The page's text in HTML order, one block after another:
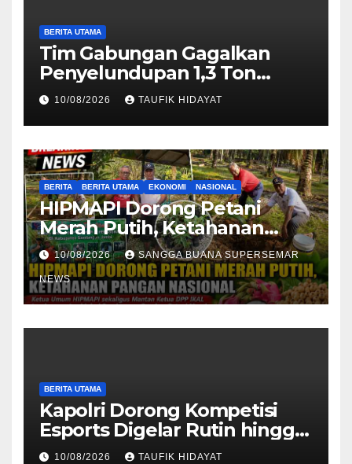
BERITA UTAMA
Tim Gabungan Gagalkan
Penyelundupan 1,3 Ton
Ketamine HCL di Perairan
Natuna
10/08/2026 TAUFIK HIDAYAT
BERITA BERITA UTAMA EKONOMI NASIONAL
HIPMAPI Dorong Petani
Merah Putih, Ketahanan
Pangan Nasional
10/08/2026 SANGGA BUANA SUPERSEMAR
NEWS
BERITA UTAMA
Kapolri Dorong Kompetisi
Esports Digelar Rutin hingga
Tingkat Polsek
10/08/2026 TAUFIK HIDAYAT